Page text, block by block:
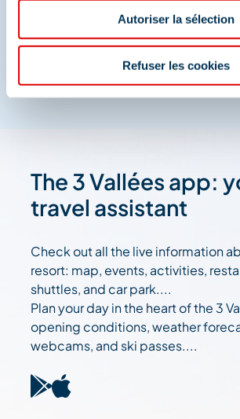
Autoriser la sélection
Refuser les cookies
And join us on social media
The 3 Vallées app:
travel assistant
Check out all the live information
resort: map, events, activities,
shuttles, and car park....
Plan your day in the heart of the 3
opening conditions, weather
webcams, and ski passes....